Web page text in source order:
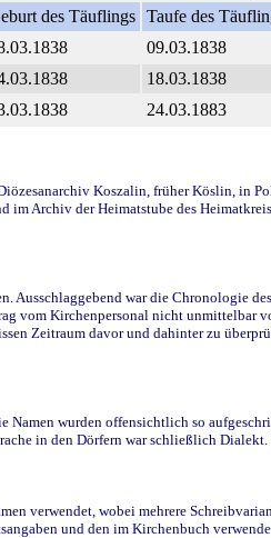
des Täuflings Taufe des
09.03.1838
18.03.1838
24.03.1883
Koszalin, früher Köslin, in
im Archiv der Heimatstube des
war die Chronologie
vom Kirchenpersonal nicht
Zeitraum davor und dahinter zu
wurden offensichtlich so
in den Dörfern war schließlich
verwendet, wobei mehrere
und den im Kirchenbuch